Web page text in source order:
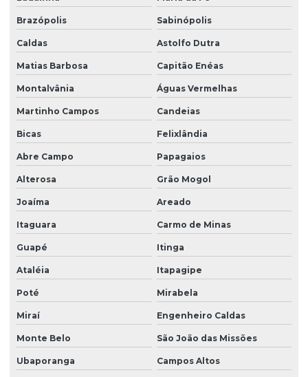
Brazópolis Sabinópolis
Caldas Astolfo Dutra
Matias Barbosa Capitão Enéas
Montalvânia Águas Vermelhas
Martinho Campos Candeias
Bicas Felixlândia
Abre Campo Papagaios
Alterosa Grão Mogol
Joaíma Areado
Itaguara Carmo de Minas
Guapé Itinga
Ataléia Itapagipe
Poté Mirabela
Miraí Engenheiro Caldas
Monte Belo São João das Missões
Ubaporanga Campos Altos